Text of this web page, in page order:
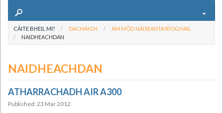
CÀITE BHEIL MI? DACHAIGH
AM MÒD NÀISEANTA RÌOGHAIL
NAIDHEACHDAN
NAIDHEACHDAN
ATHARRACHADH AIR A300
Published: 23 Mar 2012